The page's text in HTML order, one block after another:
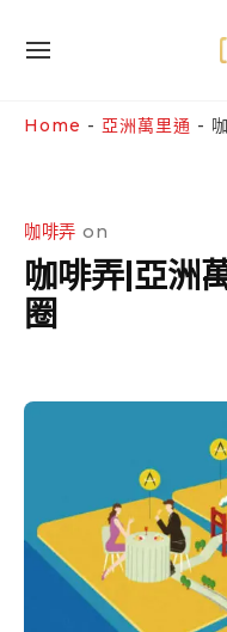
SITE
Home - 亞洲萬里通 -
咖啡弄 on
咖啡弄|亞洲
圈